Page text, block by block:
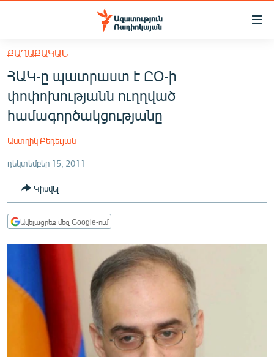
Մատչելիության
հիմնական
բովանդակությանը
Անցնել
հիմնական
մենյուին
ՀԱՅԱՍՏԱՆ
ՔԱՂԱՔԱԿԱՆ
ՏՆՏԵՍՈՒԹՅՈՒՆ
ՂԱՐԱԲԱՂ
ՏԱՐԱԾԱՇՐՋԱՆ
ՄԻՋԱԶԳԱՅԻՆ
ՄՇԱԿՈՒՅԹ
ՄԵԿՆԱԲԱՆՈՒԹՅՈՒՆ
ՔԱՂԱՔԱԿԱՆ
ՀԱԿ-ը պատրաստ է ԸՕ-ի
փոփոխությանն ուղղված
համագործակցությանը
Աստղիկ Բեդեւյան
դեկտեմբեր 15, 2011
Կիսվել
Ավելացրեք մեզ Google-ում